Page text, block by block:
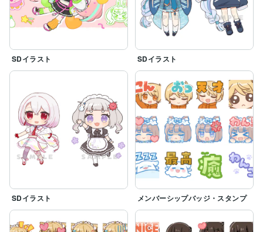
SDイラスト SDイラスト
SDイラスト メンバーシップバッジ・スタンプ